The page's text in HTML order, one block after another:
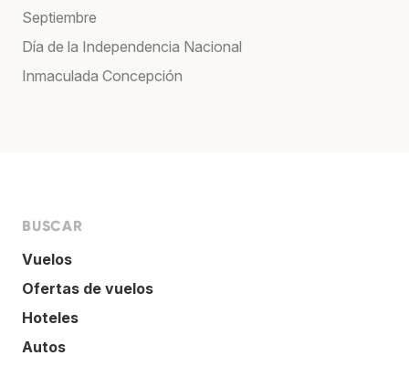
Septiembre
Día de la Independencia Nacional
Inmaculada Concepción
BUSCAR
Vuelos
Ofertas de vuelos
Hoteles
Autos